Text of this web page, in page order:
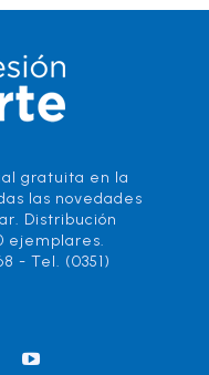
gratuita en la
las novedades
Distribución
ejemplares.
- Tel. (0351)